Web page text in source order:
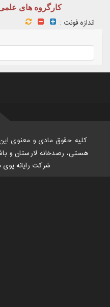
کارگروه های
اندازه فونت :
کلیه حقوق مادی و معنوی
هستی، رصدخانه لارستان و
شرکت رایانه پوی